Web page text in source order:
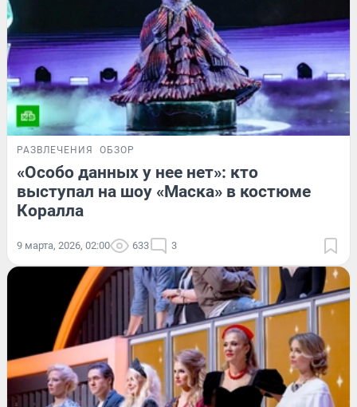
РАЗВЛЕЧЕНИЯ ОБЗОР
«Особо данных у нее нет»: кто
выступал на шоу «Маска» в костюме
Коралла
9 марта, 2026, 02:00 633 3